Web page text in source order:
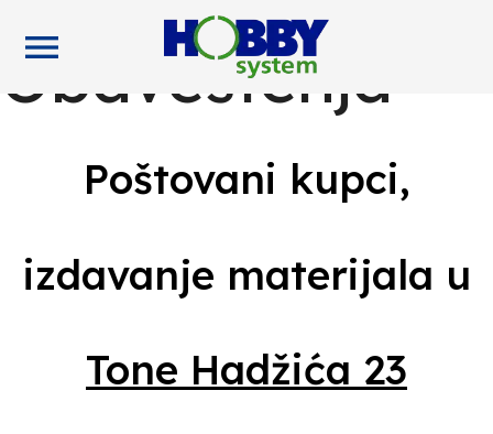
menu
Obaveštenja
Poštovani kupci,
izdavanje materijala u
Tone Hadžića 23